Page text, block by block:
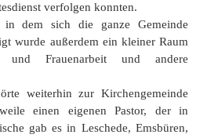
verfolgen konnten.
dem sich die ganze Gemeinde
wurde außerdem ein kleiner Raum
Frauenarbeit und andere
weiterhin zur Kirchengemeinde
einen eigenen Pastor, der in
gab es in Leschede, Emsbüren,